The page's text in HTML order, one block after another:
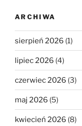
ARCHIWA
sierpień 2026 (1)
lipiec 2026 (4)
czerwiec 2026 (3)
maj 2026 (5)
kwiecień 2026 (8)